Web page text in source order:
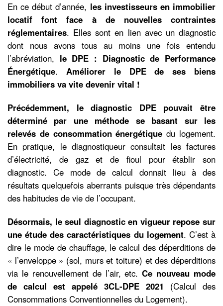
En ce début d’année, les investisseurs en immobilier
locatif font face à de nouvelles contraintes
réglementaires. Elles sont en lien avec un diagnostic
dont nous avons tous au moins une fois entendu
l’abréviation, le DPE : Diagnostic de Performance
Énergétique. Améliorer le DPE de ses biens
immobiliers va vite devenir vital !
Précédemment, le diagnostic DPE pouvait être
déterminé par une méthode se basant sur les
relevés de consommation énergétique du logement.
En pratique, le diagnostiqueur consultait les factures
d’électricité, de gaz et de fioul pour établir son
diagnostic. Ce mode de calcul donnait lieu à des
résultats quelquefois aberrants puisque très dépendants
des habitudes de vie de l’occupant.
Désormais, le seul diagnostic en vigueur repose sur
une étude des caractéristiques du logement. C’est à
dire le mode de chauffage, le calcul des déperditions de
« l’enveloppe » (sol, murs et toiture) et des déperditions
via le renouvellement de l’air, etc.Ce nouveau mode
de calcul est appelé 3CL-DPE 2021 (Calcul des
Consommations Conventionnelles du Logement).